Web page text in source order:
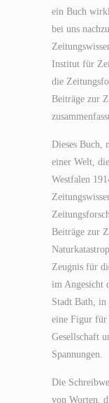
ein Buch
bei uns
Institut für
die
Beiträge zur
Dieses Buch,
einer Welt,
Westfalen
Beiträge zur
Zeugnis für
im Angesicht
Stadt Bath,
eine Figur für
Gesellschaft
Spannungen.
Die
von Worten,